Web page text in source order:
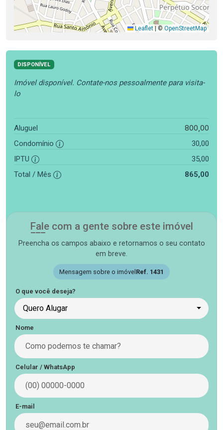
Leaflet | © OpenStreetMap
DISPONÍVEL
Imóvel disponível. Contate-nos pessoalmente para visita-
lo
Aluguel 800,00
Condomínio
30,00
IPTU
35,00
Total / Mês
865,00
Fale com a gente sobre este imóvel
Preencha os campos abaixo e retornamos o seu contato
em breve.
Mensagem sobre o imóvelRef. 1431
O que você deseja?
Quero Alugar
Nome
Celular / WhatsApp
E-mail